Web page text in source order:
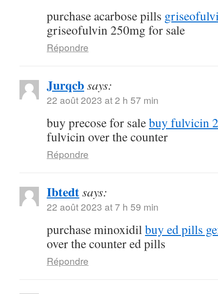
purchase acarbose pills
griseofulvin 250mg for sale
Répondre
Jurqcbsays:
22 août 2023 at 2 h 57 min
buy precose for salebuy fulvicin
fulvicin over the counter
Répondre
Ibtedtsays:
22 août 2023 at 7 h 59 min
purchase minoxidil buy ed pills
over the counter ed pills
Répondre